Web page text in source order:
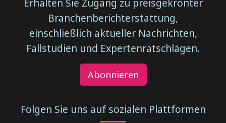
Erhalten Sie Zugang zu preisgekrönter
Branchenberichterstattung,
einschließlich aktueller Nachrichten,
Fallstudien und Expertenratschlägen.
Abonnieren
Folgen Sie uns auf sozialen Plattformen